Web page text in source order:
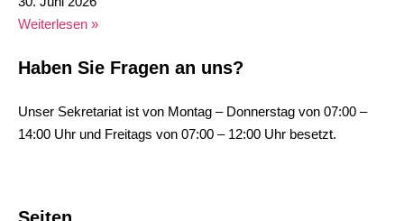
Weiterlesen »
Haben Sie Fragen an uns?
Unser Sekretariat ist von Montag – Donnerstag von 07:00 –
14:00 Uhr und Freitags von 07:00 – 12:00 Uhr besetzt.